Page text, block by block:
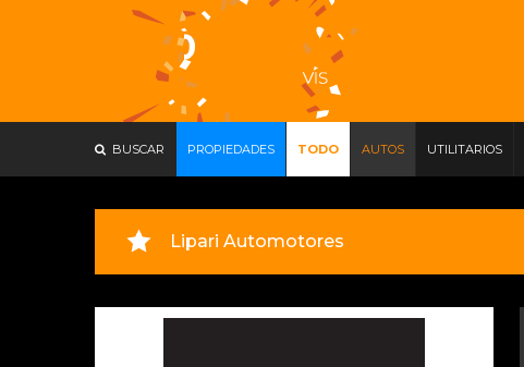
BUSCAR PROPIEDADES TODO AUTOS UTILITARIOS
Lipari Automotores